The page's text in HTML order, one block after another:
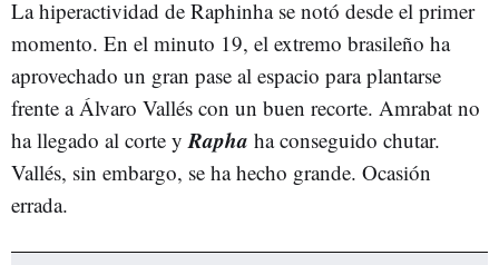
La hiperactividad de Raphinha se notó desde el primer
momento. En el minuto 19, el extremo brasileño ha
aprovechado un gran pase al espacio para plantarse
frente a Álvaro Vallés con un buen recorte. Amrabat no
ha llegado al corte y Rapha ha conseguido chutar.
Vallés, sin embargo, se ha hecho grande. Ocasión
errada.